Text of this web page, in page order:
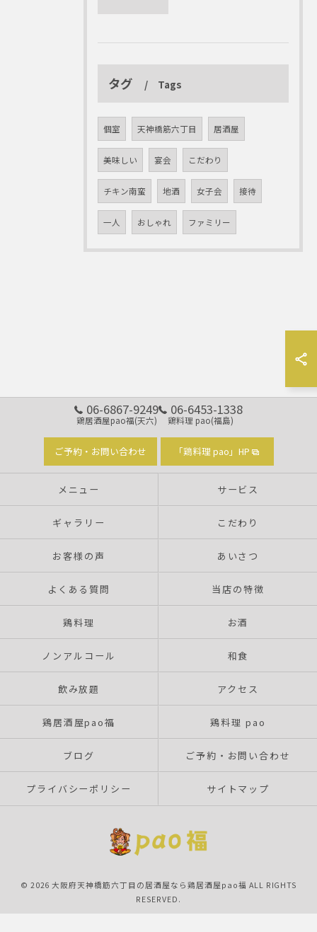
タグ Tags
個室 天神橋筋六丁目 居酒屋
美味しい 宴会 こだわり
チキン南蛮 地酒 女子会 接待
一人 おしゃれ ファミリー
06-6867-9249
鶏居酒屋pao福(天六)
06-6453-1338
鶏料理 pao(福島)
ご予約・お問い合わせ 「鶏料理 pao」HP
メニュー サービス
ギャラリー こだわり
お客様の声 あいさつ
よくある質問 当店の特徴
鶏料理 お酒
ノンアルコール 和食
飲み放題 アクセス
鶏居酒屋pao福 鶏料理 pao
ブログ ご予約・お問い合わせ
プライバシーポリシー サイトマップ
© 2026 大阪府天神橋筋六丁目の居酒屋なら鶏居酒屋pao福 ALL RIGHTS
RESERVED.